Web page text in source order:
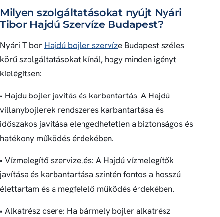
Milyen szolgáltatásokat nyújt Nyári
Tibor Hajdú Szervíze Budapest?
Nyári Tibor Hajdú bojler szervíze Budapest széles
körű szolgáltatásokat kínál, hogy minden igényt
kielégítsen:
• Hajdu bojler javítás és karbantartás: A Hajdú
villanybojlerek rendszeres karbantartása és
időszakos javítása elengedhetetlen a biztonságos és
hatékony működés érdekében.
• Vízmelegítő szervizelés: A Hajdú vízmelegítők
javítása és karbantartása szintén fontos a hosszú
élettartam és a megfelelő működés érdekében.
• Alkatrész csere: Ha bármely bojler alkatrész